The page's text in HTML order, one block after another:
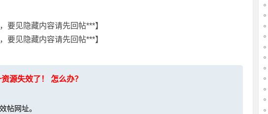
要见隐藏内容请先回帖***】
要见隐藏内容请先回帖***】
源失效了！ 怎么办？
帖网址。